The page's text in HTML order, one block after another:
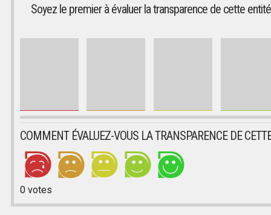
Soyez le premier à évaluer la transparence de cette entité
COMMENT ÉVALUEZ-VOUS LA TRANSPARENCE DE
0votes